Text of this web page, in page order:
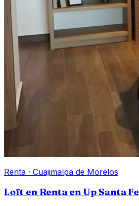
Renta · Cuajimalpa de Morelos
Loft en Renta en Up Santa Fe